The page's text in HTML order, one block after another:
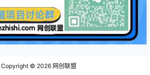
Copyright © 2026 网创联盟